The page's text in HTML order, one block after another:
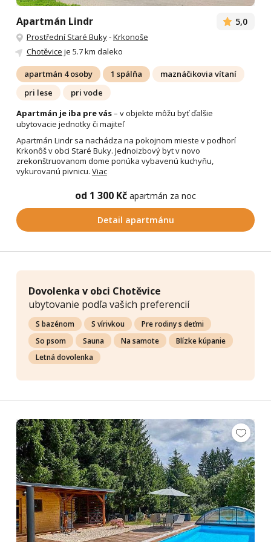
Apartmán Lindr 5,0
Prostřední Staré Buky-Krkonoše
Chotěvice je 5.7 km daleko
apartmán 4 osoby 1 spálňa
maznáčikovia vítaní
pri lese
pri vode
Apartmán je iba pre vás– v objekte môžu byť ďalšie
ubytovacie jednotky či majiteľ
Apartmán Lindr sa nachádza na pokojnom mieste v podhorí
Krkonôš v obci Staré Buky. Jednoizbový byt v novo
zrekonštruovanom dome ponúka vybavenú kuchyňu,
vykurovanú pivnicu. Viac
od 1 300 Kč apartmán za noc
Detail apartmánu
Dovolenka v obci Chotěvice
ubytovanie podľa vašich preferencií
S bazénom S vírivkou
Pre rodiny s deťmi
So psom
Sauna Na samote
Blízke kúpanie
Letná dovolenka